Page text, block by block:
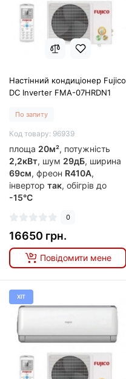
Настінний кондиціонер Fujico
DC Inverter FMA-07HRDN1
По запиту
Код товару: 96939
площа 20м², потужність
2,2кВт, шум 29дБ, ширина
69см, фреон R410A,
інвертор так, обігрів до
-15°C
0
16650 грн.
Повідомити мене
ХІТ